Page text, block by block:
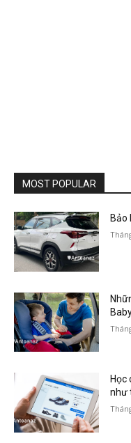
MOST POPULAR
Bảo
Học
như